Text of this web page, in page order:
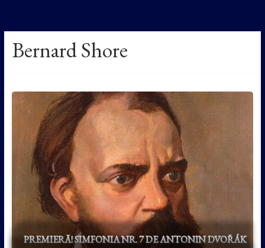
Bernard Shore
PREMIERĂ! SIMFONIA NR. 7 DE ANTONIN DVOŘÁK